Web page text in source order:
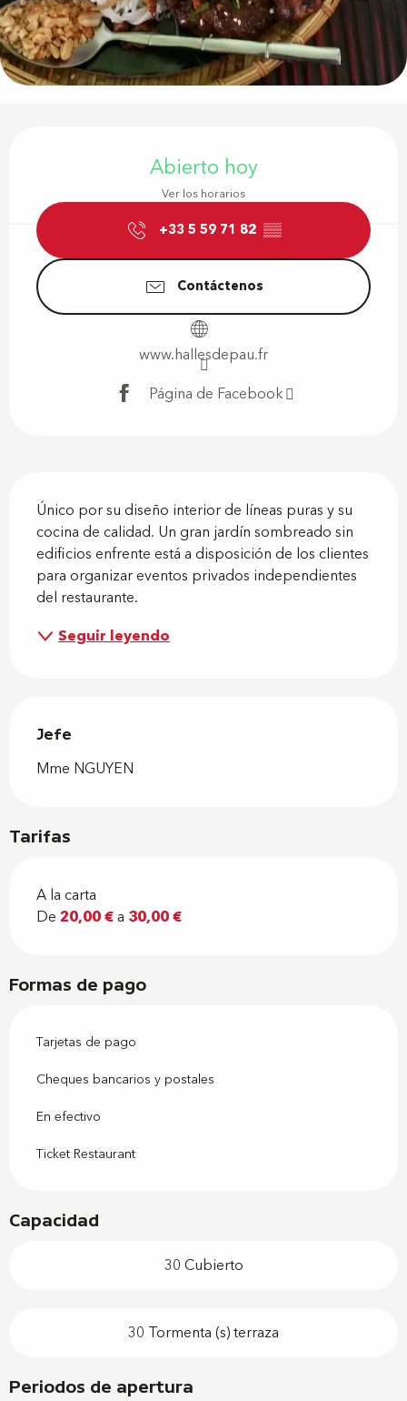
Abierto hoy
Ver los horarios
+33 5 59 71 82 ▒▒
Contáctenos
www.hallesdepau.fr
Página de Facebook
Único por su diseño interior de líneas puras y su
cocina de calidad. Un gran jardín sombreado sin
edificios enfrente está a disposición de los clientes
para organizar eventos privados independientes
del restaurante.
Seguir leyendo
Jefe
Jefe
Mme NGUYEN
Tarifas
A la carta
De 20,00 €a 30,00 €
Formas de pago
Tarjetas de pago
Cheques bancarios y postales
En efectivo
Ticket Restaurant
Capacidad
30 Cubierto
30 Tormenta (s) terraza
Periodos de apertura